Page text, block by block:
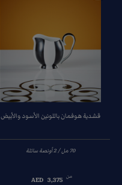
قشدية هوفمان باللونين الأسود والأبيض
‏70 مل / ‏2 أونصة سائلة
من AED 3,375